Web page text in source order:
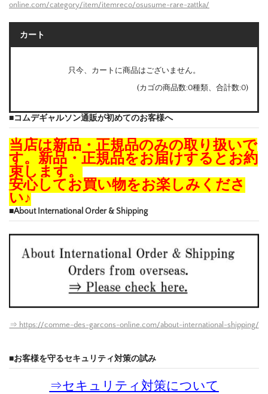
online.com/category/item/itemreco/osusume-rare-zattka/
カート
只今、カートに商品はございません。
(カゴの商品数:0種類、合計数:0)
■コムデギャルソン通販が初めてのお客様へ
当店は新品・正規品のみの取り扱いで
す。新品・正規品をお届けするとお約
束します。
安心してお買い物をお楽しみくださ
い♪
■About International Order & Shipping
⇒ https://comme-des-garcons-online.com/about-international-shipping/
■お客様を守るセキュリティ対策の試み
⇒セキュリティ対策について